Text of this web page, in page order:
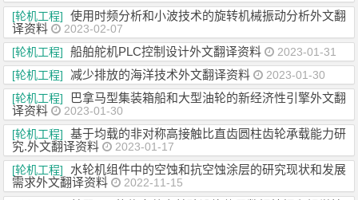
[轮机工程]
使用时频分析和小波技术的旋转机械振动分析外文翻
译资料
2023-02-07
[轮机工程]
船舶舵机PLC控制设计外文翻译资料
2023-01-31
[轮机工程]
减少排放的海洋技术外文翻译资料
2023-01-30
[轮机工程]
巴拿马型集装箱船和大型油轮的新经济性引擎外文翻
译资料
2023-01-30
[轮机工程]
基于均载的非对称高接触比直齿圆柱齿轮承载能力研
究.外文翻译资料
2023-01-17
[轮机工程]
水轮机组件中的空蚀和抗空蚀涂层的研究现状和发展
需求外文翻译资料
2022-11-15